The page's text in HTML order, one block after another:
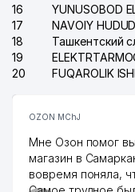
16
17
18
19
20
OZON MChJ
Мне Озон помог
магазин в
вовремя поняла,